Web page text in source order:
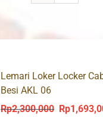
Lemari Loker Locker
Besi AKL 06
Rp2,300,000
Original
Rp